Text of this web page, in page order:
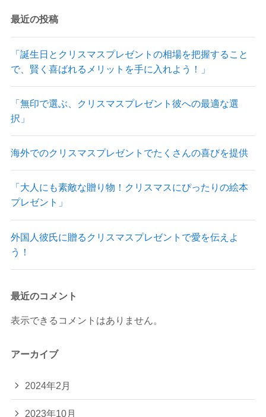
最近の投稿
「誕生日とクリスマスプレゼントの相場を把握すること
で、賢く喜ばれるメリットを手に入れよう！」
「無印で選ぶ、クリスマスプレゼント彼への最適な選
択」
海外でのクリスマスプレゼントでたくさんの喜びを提供
「大人にも素敵な贈り物！クリスマスにぴったりの絵本
プレゼント」
外国人彼氏に贈るクリスマスプレゼントで愛を伝えよ
う！
最近のコメント
表示できるコメントはありません。
アーカイブ
2024年2月
2023年10月